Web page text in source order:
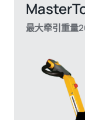
最大牵引重量